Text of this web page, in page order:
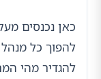
כאן נכנסים
להפוך כל
להגדיר מהי